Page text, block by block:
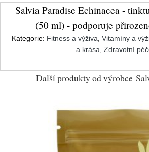
Salvia Paradise Echinacea -
(50 ml) - podporuje
Kategorie: Fitness a výživa Vitamíny a
a krása Zdravotní
Další produkty od výrobce